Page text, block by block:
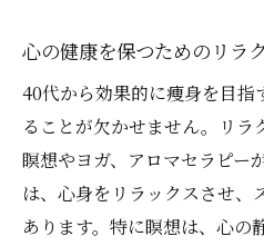
心の健康を保つためのリラ
40代から効果的に痩身を目
ることが欠かせません。リラ
瞑想やヨガ、アロマセラピー
は、心身をリラックスさせ、
あります。特に瞑想は、心の